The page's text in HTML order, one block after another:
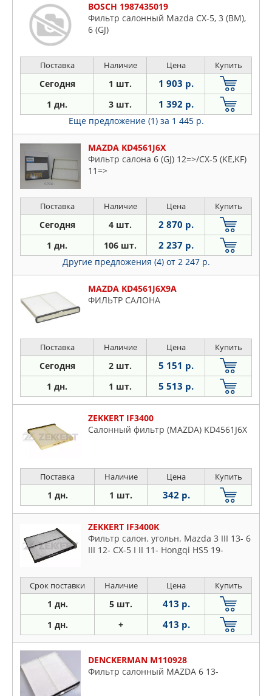
BOSCH 1987435019
Фильтр салонный Mazda CX-5, 3 (BM),
6 (GJ)
Поставка Наличие Цена Купить
Сегодня 1 шт. 1 903 р.
1 дн. 3 шт. 1 392 р.
Еще предложение (1) за 1 445 р.
MAZDA KD4561J6X
Фильтр салона 6 (GJ) 12=>/CX-5 (KE,KF)
11=>
Поставка Наличие Цена Купить
Сегодня 4 шт. 2 870 р.
1 дн. 106 шт. 2 237 р.
Другие предложения (4) от 2 247 р.
MAZDA KD4561J6X9A
ФИЛЬТР САЛОНА
Поставка Наличие Цена Купить
Сегодня 2 шт. 5 151 р.
1 дн. 1 шт. 5 513 р.
ZEKKERT IF3400
Салонный фильтр (MAZDA) KD4561J6X
Поставка Наличие Цена Купить
1 дн. 1 шт. 342 р.
ZEKKERT IF3400K
Фильтр салон. угольн. Mazda 3 III 13- 6
III 12- CX-5 I II 11- Hongqi HS5 19-
Срок поставки Наличие Цена Купить
1 дн. 5 шт. 413 р.
1 дн. + 413 р.
DENCKERMAN M110928
Фильтр салонный MAZDA 6 13-